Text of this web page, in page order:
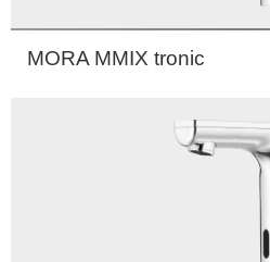
MORA MMIX tronic